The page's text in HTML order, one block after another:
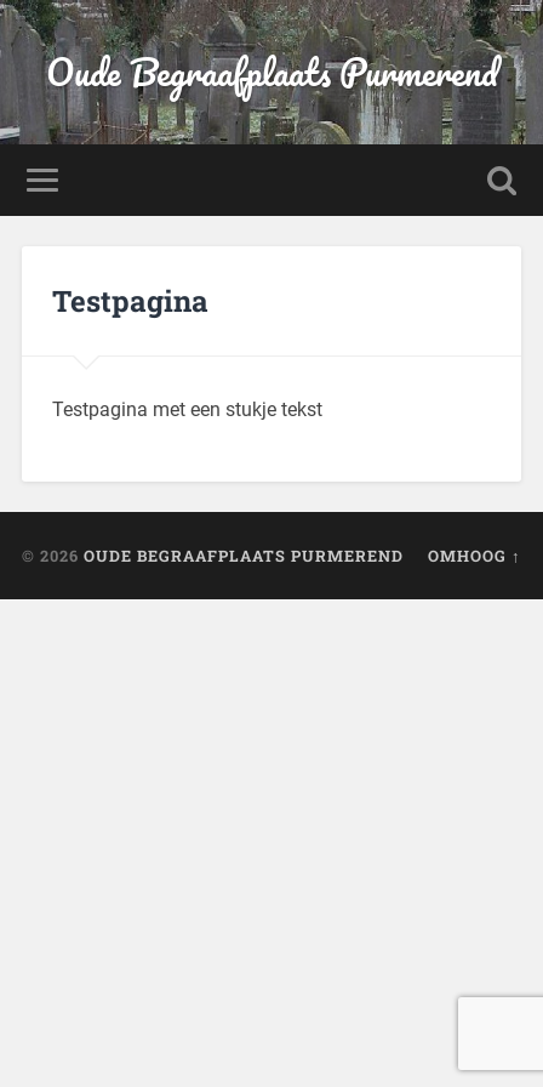
Oude Begraafplaats Purmerend
Testpagina
Testpagina met een stukje tekst
© 2026 OUDE BEGRAAFPLAATS PURMEREND OMHOOG ↑